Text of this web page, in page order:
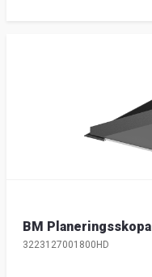
BM Planeringsskopa
3223127001800HD